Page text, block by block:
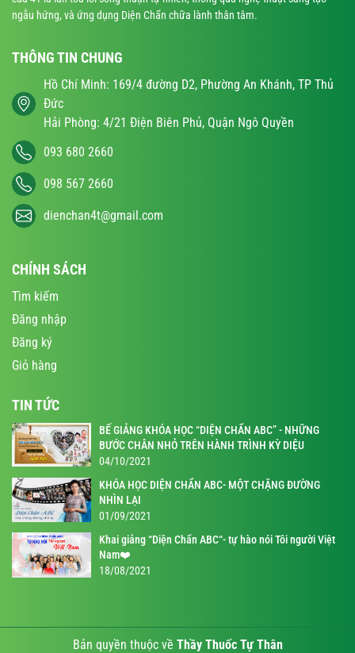
ngẫu hứng, và ứng dụng Diện Chẩn chữa lành thân tâm.
THÔNG TIN CHUNG
Hồ Chí Minh: 169/4 đường D2, Phường An Khánh, TP Thủ
Đức
Hải Phòng: 4/21 Điện Biên Phủ, Quận Ngô Quyền
093 680 2660
098 567 2660
dienchan4t@gmail.com
CHÍNH SÁCH
Tìm kiếm
Đăng nhập
Đăng ký
Giỏ hàng
TIN TỨC
BẾ GIẢNG KHÓA HỌC “DIỆN CHẨN ABC” - NHỮNG
BƯỚC CHÂN NHỎ TRÊN HÀNH TRÌNH KỲ DIỆU
04/10/2021
KHÓA HỌC DIỆN CHẨN ABC- MỘT CHẶNG ĐƯỜNG
NHÌN LẠI
01/09/2021
Khai giảng “Diện Chẩn ABC“- tự hào nói Tôi người Việt
Nam❤️
18/08/2021
Bản quyền thuộc về Thầy Thuốc Tự Thân